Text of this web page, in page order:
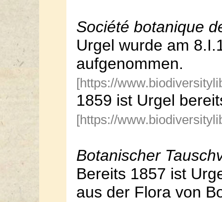
Société botanique
Urgel wurde am
aufgenommen.
[https://
1859 ist Urgel
[https://
Botanischer
Bereits 1857 ist
aus der Flora von